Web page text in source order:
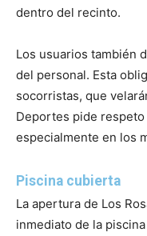
dentro del recinto.
Los usuarios también
del personal. Esta
socorristas, que
Deportes pide respeto
especialmente en los
Piscina cubierta
La apertura de Los
inmediato de la